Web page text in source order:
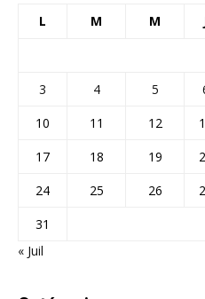
L M M
3
4 5
10
11 12
17
18 19
24
25 26
31
« Juil